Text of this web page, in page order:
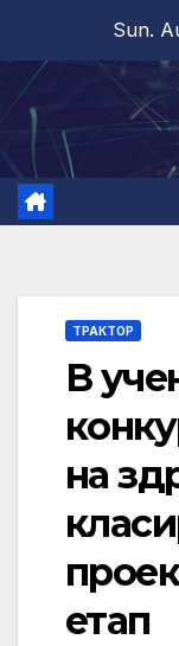
content
Sun.
ТРАКТОР
В
на
етап